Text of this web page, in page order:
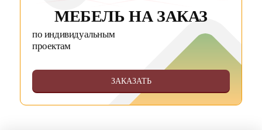
МЕБЕЛЬ НА ЗАКАЗ
по индивидуальным
проектам
ЗАКАЗАТЬ